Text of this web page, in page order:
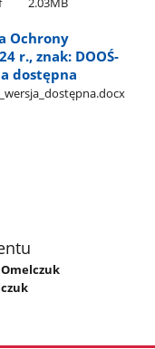
Ochrony
r., znak: DOOŚ-
dostępna
Omelczuk